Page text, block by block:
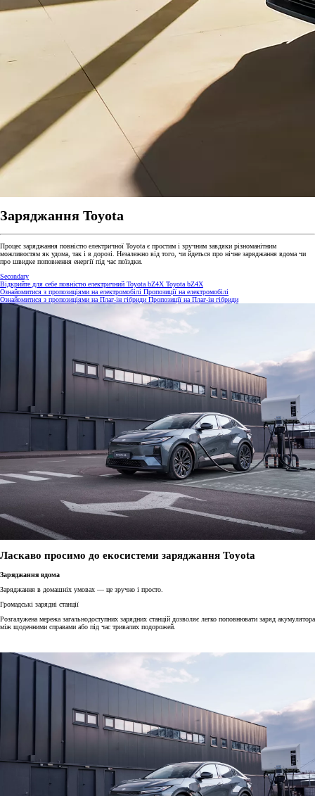
Заряджання Toyota
Процес заряджання повністю електричної Toyota є простим і зручним завдяки різноманітним
можливостям як удома, так і в дорозі. Незалежно від того, чи йдеться про нічне заряджання вдома чи
про швидке поповнення енергії під час поїздки.
Secondary
Відкрийте для себе повністю електричний Toyota bZ4X Toyota bZ4X
Ознайомитися з пропозиціями на електромобілі Пропозиції на електромобілі
Ознайомитися з пропозиціями на Плаг-ін гібриди Пропозиції на Плаг-ін гібриди
Ласкаво просимо до екосистеми заряджання Toyota
Заряджання вдома
Заряджання в домашніх умовах — це зручно і просто.
Громадські зарядні станції
Розгалужена мережа загальнодоступних зарядних станцій дозволяє легко поповнювати заряд акумулятора
між щоденними справами або під час тривалих подорожей.